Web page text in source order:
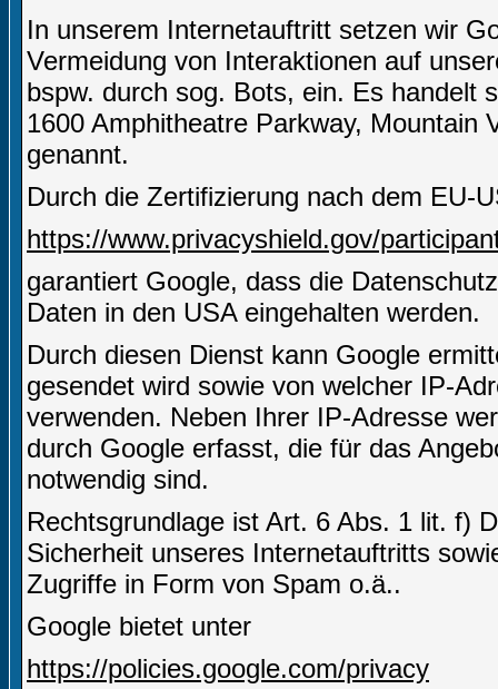
In unserem Internetauftritt setzen wir
Vermeidung von Interaktionen auf
bspw. durch sog. Bots, ein. Es handelt
1600 Amphitheatre Parkway, Mountain
genannt.
Durch die Zertifizierung nach dem EU-
https://www.privacyshield.gov/
garantiert Google, dass die
Daten in den USA eingehalten werden.
Durch diesen Dienst kann Google
gesendet wird sowie von welcher IP-
verwenden. Neben Ihrer IP-Adresse
durch Google erfasst, die für das
notwendig sind.
Rechtsgrundlage ist Art. 6 Abs. 1 lit. f)
Sicherheit unseres Internetauftritts
Zugriffe in Form von Spam o.ä..
Google bietet unter
https://policies.google.com/privacy